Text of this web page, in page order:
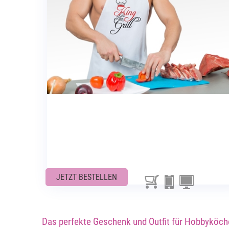
JETZT BESTELLEN
Das perfekte Geschenk und Outfit für